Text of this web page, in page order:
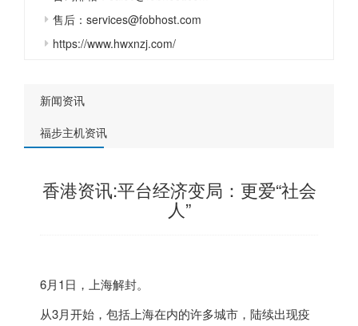
售后：services@fobhost.com
https://www.hwxnzj.com/
新闻资讯
福步主机资讯
香港资讯:平台经济变局：更爱“社会
人”
6月1日，上海解封。
从3月开始，包括上海在内的许多城市，陆续出现疫